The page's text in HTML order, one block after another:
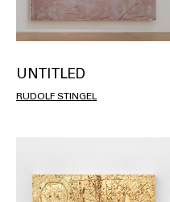
UNTITLED
RUDOLF STINGEL